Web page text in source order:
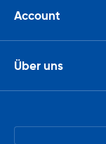
Account
Über uns